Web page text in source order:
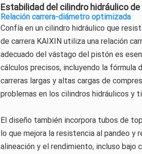
Estabilidad del cilindro hidráulico
Relación carrera-diámetro optimizada
Confía en un cilindro hidráulico que
de carrera KAIXIN utiliza una relación
adecuado del vástago del pistón es
cálculos precisos, incluyendo la fórmula
carreras largas y altas cargas de
problemas en los cilindros hidráulicos y
El diseño también incorpora tubos de
lo que mejora la resistencia al pandeo y
alineación y el rendimiento, incluso bajo